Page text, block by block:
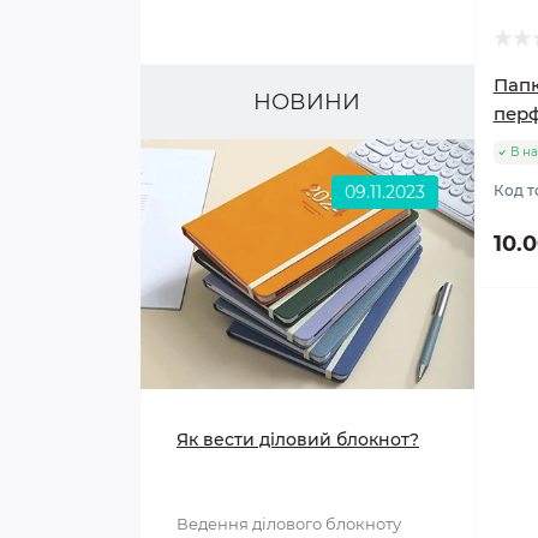
НОВИНИ
09.11.2023
Як вести діловий блокнот?
Ведення ділового блокноту
В
Код